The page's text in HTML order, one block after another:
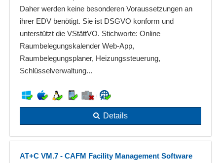
Daher werden keine besonderen Voraussetzungen an
ihrer EDV benötigt. Sie ist DSGVO konform und
unterstützt die VStättVO. Stichworte: Online
Raumbelegungskalender Web-App,
Raumbelegungsplaner, Heizungssteuerung,
Schlüsselverwaltung...
Details
AT+C VM.7 - CAFM Facility Management Software